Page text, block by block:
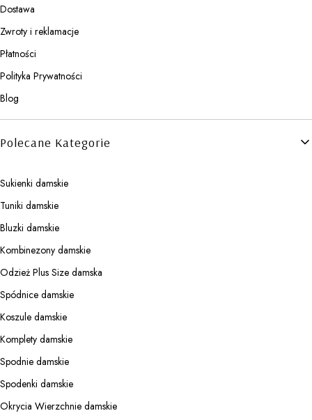
Dostawa
Zwroty i reklamacje
Płatności
Polityka Prywatności
Blog
Polecane Kategorie
Sukienki damskie
Tuniki damskie
Bluzki damskie
Kombinezony damskie
Odzież Plus Size damska
Spódnice damskie
Koszule damskie
Komplety damskie
Spodnie damskie
Spodenki damskie
Okrycia Wierzchnie damskie